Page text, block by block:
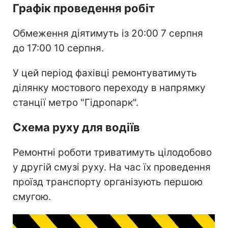
Графік проведення робіт
Обмеження діятимуть із 20:00 7 серпня
до 17:00 10 серпня.
У цей період фахівці ремонтуватимуть
ділянку мостового переходу в напрямку
станції метро "Гідропарк".
Схема руху для водіїв
Ремонтні роботи триватимуть цілодобово
у другій смузі руху. На час їх проведення
проїзд транспорту організують першою
смугою.